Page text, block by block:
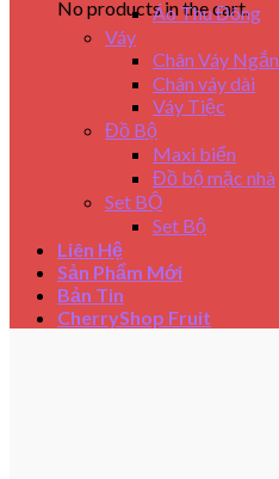
No products in the cart.
Áo Thu Đông
Váy
Chân Váy Ngắn
Chân váy dài
Váy Tiệc
Đồ Bộ
Maxi biển
Đồ bộ mặc nhà
Set BỘ
Set Bộ
Liên Hệ
Sản Phẩm Mới
Bản Tin
CherryShop Fruit